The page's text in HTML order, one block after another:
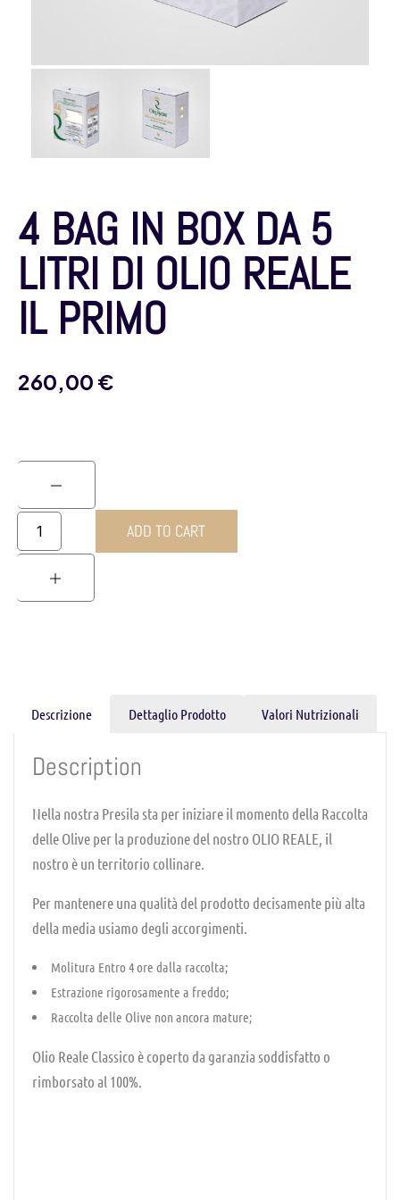
4 BAG IN BOX DA 5
LITRI DI OLIO REALE
IL PRIMO
260,00 €
ADD TO CART
Descrizione Dettaglio Prodotto Valori Nutrizionali
Description
Nella nostra Presila sta per iniziare il momento della Raccolta
delle Olive per la produzione del nostro OLIO REALE, il
nostro è un territorio collinare.
Per mantenere una qualità del prodotto decisamente più alta
della media usiamo degli accorgimenti.
Molitura Entro 4 ore dalla raccolta;
Estrazione rigorosamente a freddo;
Raccolta delle Olive non ancora mature;
Olio Reale Classico è coperto da garanzia soddisfatto o
rimborsato al 100%.